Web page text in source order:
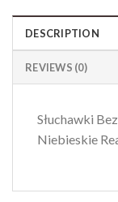
DESCRIPTION
REVIEWS (0)
Słuchawki
Niebieskie